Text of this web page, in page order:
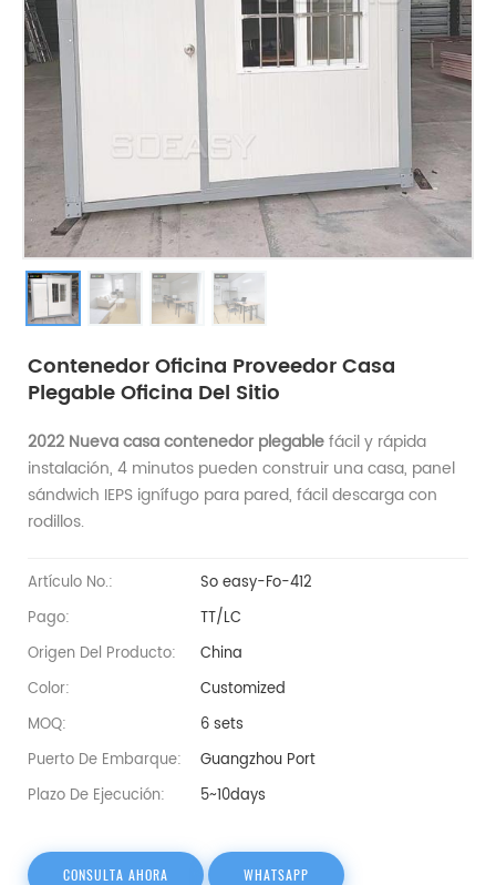
Contenedor Oficina Proveedor Casa
Plegable Oficina Del Sitio
2022 Nueva casa contenedor plegablefácil y rápida
instalación, 4 minutos pueden construir una casa, panel
sándwich IEPS ignífugo para pared, fácil descarga con
rodillos.
Artículo No.:
So easy-Fo-412
Pago:
TT/LC
Origen Del Producto:
China
Color:
Customized
MOQ:
6 sets
Puerto De Embarque:
Guangzhou Port
Plazo De Ejecución:
5~10days
CONSULTA AHORA WHATSAPP